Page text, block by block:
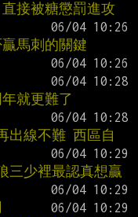
接被糖懲罰進攻
馬刺的關鍵
就更難了
出線不難 西區自
三少裡最認真想贏